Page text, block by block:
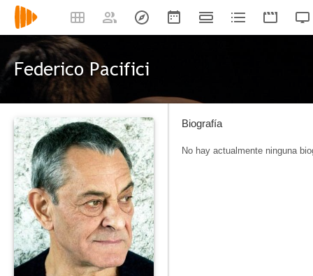
Federico Pacifici
Biografía
No hay actualmente ninguna